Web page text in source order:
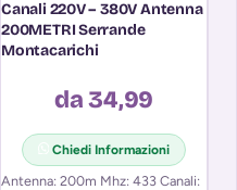
Canali 220V – 380V Antenna
200METRI Serrande
Montacarichi
da 34,99
Chiedi Informazioni
Antenna: 200m Mhz: 433 Canali: